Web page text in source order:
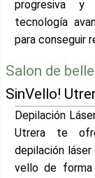
progresiva y
tecnología
para conseguir
Salon de
SinVello!
Depilación
Utrera te
depilación láser
vello de forma